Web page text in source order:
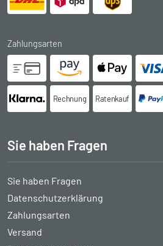
Zahlungsarten
Rechnung Ratenkauf
Sie haben Fragen
Sie haben Fragen
Datenschutzerklärung
Zahlungsarten
Versand